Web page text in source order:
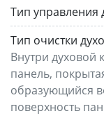
Тип
Тип очистки
Внутри духовой
панель,
образующийся
поверхность